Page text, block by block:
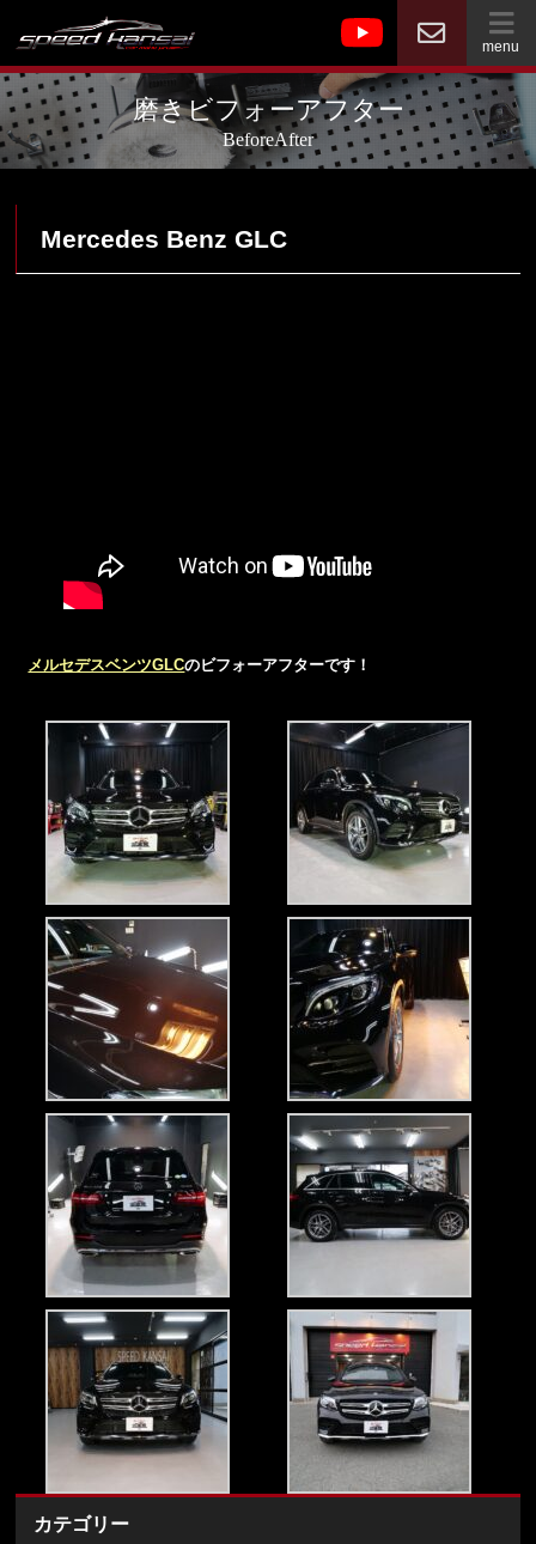
menu
磨きビフォーアフター
BeforeAfter
Mercedes Benz GLC
メルセデスベンツGLCのビフォーアフターです！
カテゴリー